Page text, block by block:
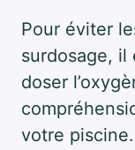
Pour éviter
surdosage, il
doser
votre piscine.